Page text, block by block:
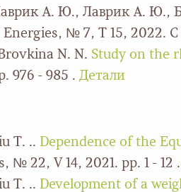
А. Ю., Лаврик А. Ю.,
№ 7, Т 15, 2022. С
N. N. Study on the
976 - 985 . Детали
T. .. Dependence of the
№ 22, V 14, 2021. pp. 1 - 12 .
T. .. Development of a